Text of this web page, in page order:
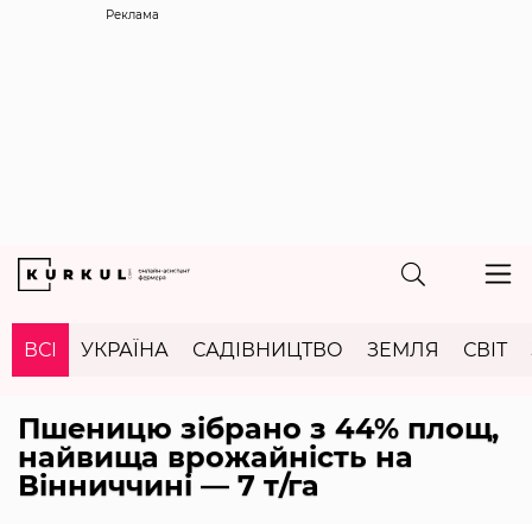
Реклама
ВСІ УКРАЇНА САДІВНИЦТВО ЗЕМЛЯ СВІТ
Пшеницю зібрано з 44% площ,
найвища врожайність на
Вінниччині — 7 т/га